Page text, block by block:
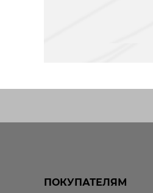
ПОКУПАТЕЛЯМ